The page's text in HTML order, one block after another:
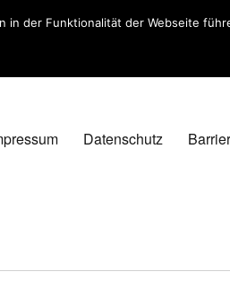
Datenschutz
in der Funktionalität der Webseite